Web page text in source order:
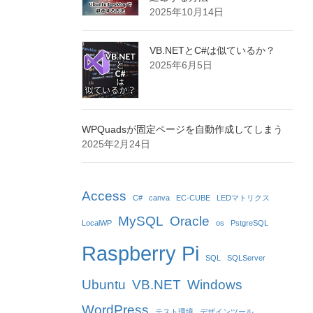
2025年10月14日
VB.NETとC#は似ているか？
2025年6月5日
WPQuadsが固定ページを自動作成してしまう
2025年2月24日
Access C# canva EC-CUBE LEDマトリクス
LocalWP MySQL Oracle os PstgreSQL
Raspberry Pi SQL SQLServer
Ubuntu VB.NET Windows
WordPress
テスト環境 デザインツール